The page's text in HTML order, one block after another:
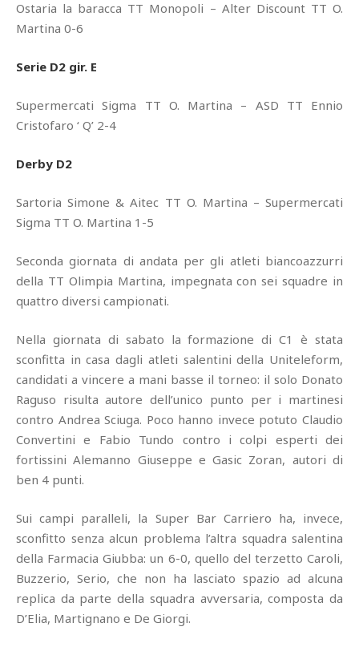
Ostaria la baracca TT Monopoli – Alter Discount TT O.
Martina 0-6
Serie D2 gir. E
Supermercati Sigma TT O. Martina – ASD TT Ennio
Cristofaro ‘ Q’ 2-4
Derby D2
Sartoria Simone & Aitec TT O. Martina – Supermercati
Sigma TT O. Martina 1-5
Seconda giornata di andata per gli atleti biancoazzurri
della TT Olimpia Martina, impegnata con sei squadre in
quattro diversi campionati.
Nella giornata di sabato la formazione di C1 è stata
sconfitta in casa dagli atleti salentini della Uniteleform,
candidati a vincere a mani basse il torneo: il solo Donato
Raguso risulta autore dell’unico punto per i martinesi
contro Andrea Sciuga. Poco hanno invece potuto Claudio
Convertini e Fabio Tundo contro i colpi esperti dei
fortissini Alemanno Giuseppe e Gasic Zoran, autori di
ben 4 punti.
Sui campi paralleli, la Super Bar Carriero ha, invece,
sconfitto senza alcun problema l’altra squadra salentina
della Farmacia Giubba: un 6-0, quello del terzetto Caroli,
Buzzerio, Serio, che non ha lasciato spazio ad alcuna
replica da parte della squadra avversaria, composta da
D’Elia, Martignano e De Giorgi.